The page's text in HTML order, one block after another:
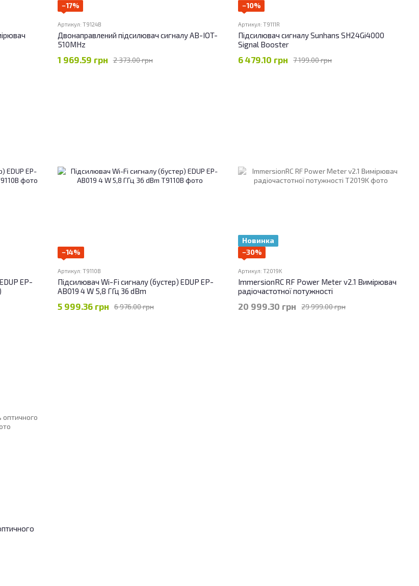
−17%
Артикул: T9124B
Двонаправлений підсилювач сигналу AB-IOT-
510MHz
2 373.00 грн
1 969.59 грн
−10%
Артикул: T9111R
Підсилювач сигналу Sunhans SH24Gi4000
Signal Booster
7 199.00 грн
6 479.10 грн
EP-
−14%
Артикул: T9110B
Підсилювач Wi-Fi сигналу (бустер) EDUP EP-
AB019 4 W 5,8 ГГц 36 dBm
6 976.00 грн
5 999.36 грн
Новинка
−30%
Артикул: T2019K
ImmersionRC RF Power Meter v2.1 Вимірювач
радіочастотної потужності
29 999.00 грн
20 999.30 грн